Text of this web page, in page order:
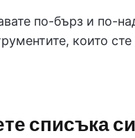
по-бърз и по-
които сте
списъка